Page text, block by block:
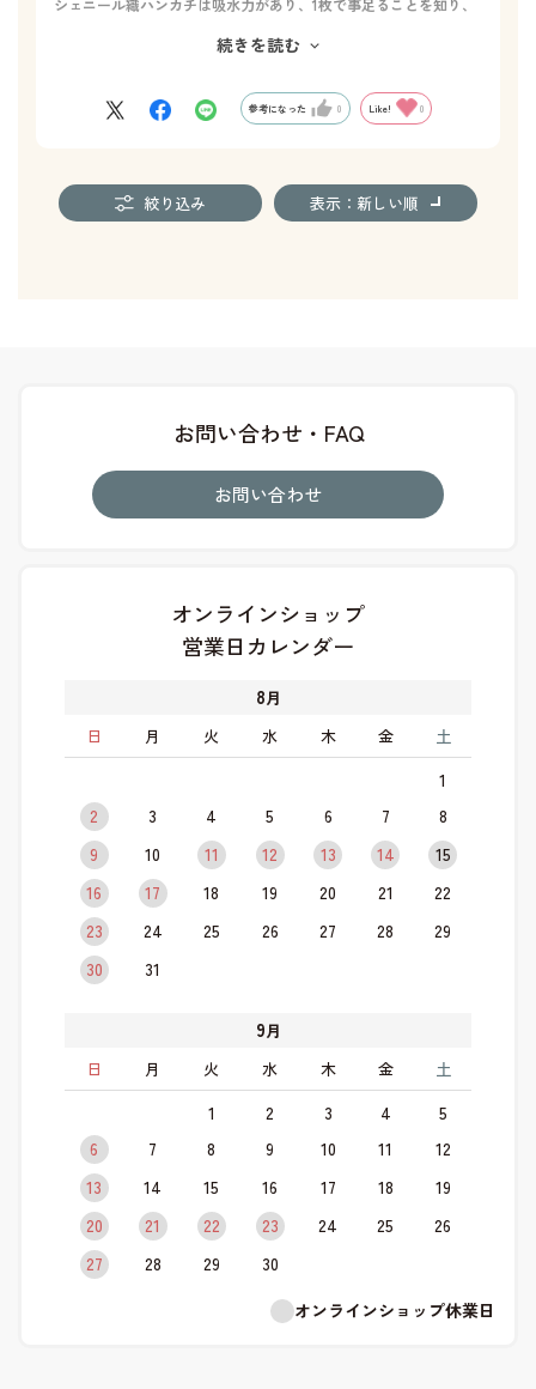
シェニール織ハンカチは吸水力があり、1枚で事足ることを知り、
入っています。
続きを読む
参考になった 0 Like! 0
絞り込み 表示：新しい順
お問い合わせ・FAQ
お問い合わせ
オンラインショップ
営業日カレンダー
8月
日
月 火 水 木 金 土
1
2
3 4 5 6 7
8
9
10 11 12 13 14
15
16
17 18 19 20 21
22
23
24 25 26 27 28
29
30
31
9月
日
月 火 水 木 金 土
1 2 3 4
5
6
7 8 9 10 11
12
13
14 15 16 17 18
19
20
21 22 23 24 25
26
27
28 29
30
オンラインショップ休業日